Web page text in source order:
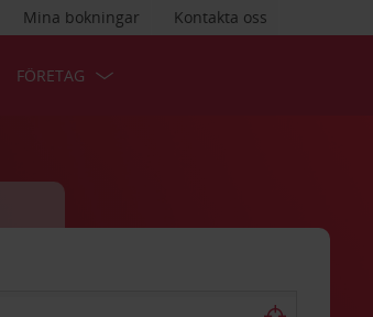
Kontakta oss
Mina bokningar
FÖRETAG